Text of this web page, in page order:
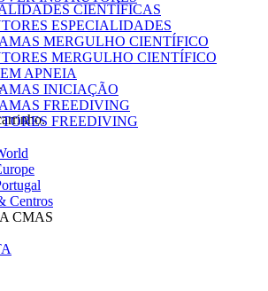
CIENTÍFICAS
ESPECIALIDADES
MERGULHO CIENTÍFICO
MERGULHO CIENTÍFICO
APNEIA
INICIAÇÃO
FREEDIVING
FREEDIVING
Centros
CMAS